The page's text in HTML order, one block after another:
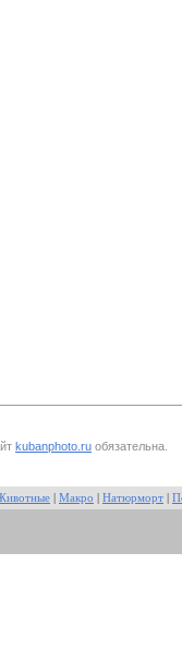
kubanphoto.ru обязательна.
Макро Натюрморт